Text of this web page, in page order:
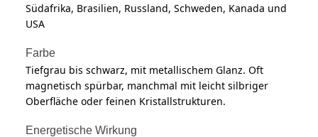
Südafrika, Brasilien, Russland, Schweden, Kanada und
USA
Farbe
Tiefgrau bis schwarz, mit metallischem Glanz. Oft
magnetisch spürbar, manchmal mit leicht silbriger
Oberfläche oder feinen Kristallstrukturen.
Energetische Wirkung